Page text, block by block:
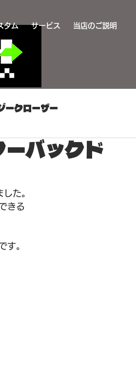
タム サービス 当店のご説明
ークローザー
工プラン サウンドアップ施工
スマートキー取り付け
バックド
た。
きる
す。